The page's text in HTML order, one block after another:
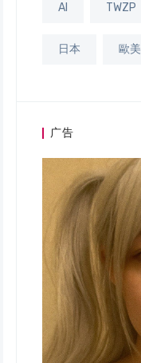
AI TWZP
日本 歐美
广告